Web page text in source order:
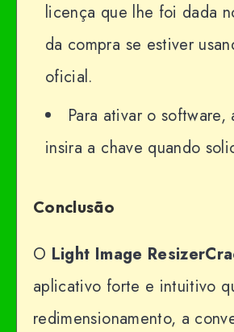
licença que lhe foi dada
da compra se estiver
oficial.
Para ativar o software,
insira a chave quando
Conclusão
O Light Image
aplicativo forte e intuitivo
redimensionamento, a